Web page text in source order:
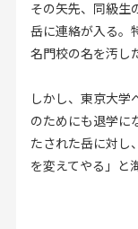
その矢先、同級生
岳に連絡が入る。
名門校の名を汚し
しかし、東京大学
のためにも退学に
たされた岳に対し
を変えてやる」と